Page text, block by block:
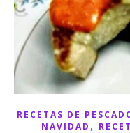
RECETAS DE
NAVIDAD ,